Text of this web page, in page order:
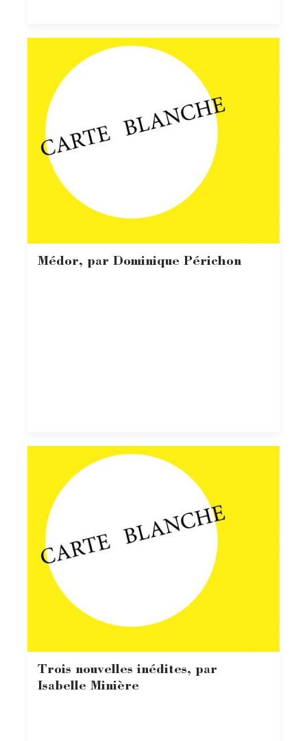
Médor, par Dominique Périchon
Trois nouvelles inédites, par
Isabelle Minière